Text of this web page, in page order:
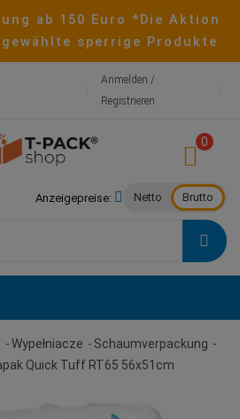
ab 150 Euro *Die Aktion
sperrige Produkte
Anmelden /
Registrieren
Anzeigepreise: Netto Brutto
0
Wypełniacze
Schaumverpackung
Quick Tuff RT65 56x51cm